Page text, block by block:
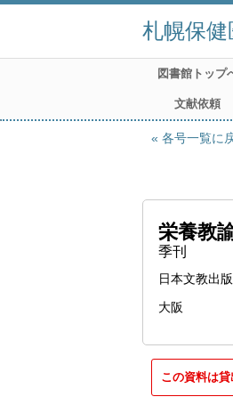
札幌保
図書館トップ
文献依頼
各号一覧に
栄養教
季刊
日本文教出版
大阪
この資料は